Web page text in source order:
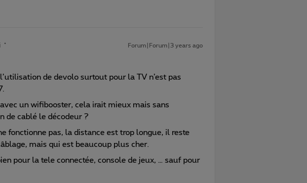
Forum|Forum|3 years ago
de devolo surtout pour la TV n’est pas
un wifibooster, cela irait mieux mais sans
de cablé le décodeur ?
fonctionne pas, la distance est trop longue, il reste
mais qui est beaucoup plus cher.
pour la tele connectée, console de jeux, … sauf pour